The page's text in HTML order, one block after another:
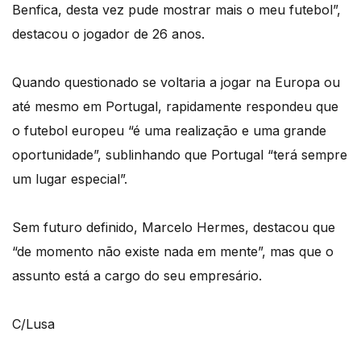
Benfica, desta vez pude mostrar mais o meu futebol”,
destacou o jogador de 26 anos.
Quando questionado se voltaria a jogar na Europa ou
até mesmo em Portugal, rapidamente respondeu que
o futebol europeu “é uma realização e uma grande
oportunidade”, sublinhando que Portugal “terá sempre
um lugar especial”.
Sem futuro definido, Marcelo Hermes, destacou que
“de momento não existe nada em mente”, mas que o
assunto está a cargo do seu empresário.
C/Lusa